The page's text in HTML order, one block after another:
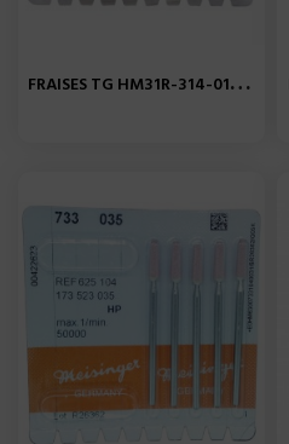
F
RAISES TG HM31R-314-012 X...